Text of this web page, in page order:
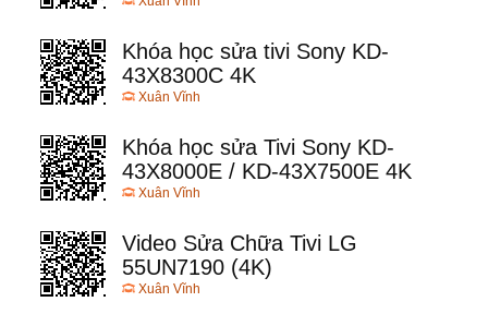
Khóa học sửa tivi Sony KD-
43X8300C 4K
Xuân Vĩnh
Khóa học sửa Tivi Sony KD-
43X8000E / KD-43X7500E 4K
Xuân Vĩnh
Video Sửa Chữa Tivi LG
55UN7190 (4K)
Xuân Vĩnh